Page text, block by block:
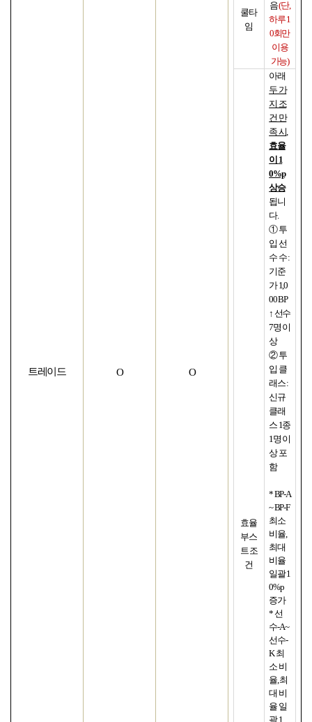
트레이드 O O
쿨타
임
음(단,
하루1
0회만
이용
가능)
효율
부스
트 조
건
아래
두 가
지 조
건 만
족 시,
효율
이 1
0%p
상승
됩니
다.
① 투
입 선
수 수:
기준
가1,0
00 BP
↑ 선수
7명 이
상
② 투
입 클
래스:
신규
클래
스1종
1명 이
상 포
함
* BP-A
~ BP-F
최소
비율,
최대
비율
일괄1
0%p
증가
*선
수-A ~
선수-
K최
소 비
율,최
대 비
율 일
괄1